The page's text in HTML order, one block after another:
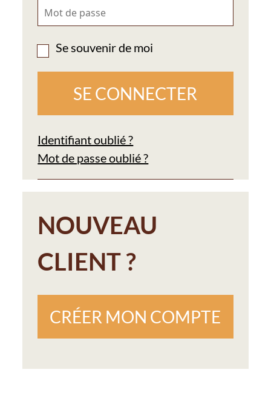
Se souvenir de moi
Identifiant oublié ?
Mot de passe oublié ?
NOUVEAU
CLIENT ?
CRÉER MON COMPTE